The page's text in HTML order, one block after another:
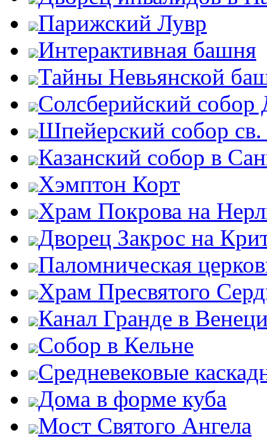
Парижский Лувр
Интерактивная башня
Тайны Невьянской
Солсберийский
Шпейерский собор
Казанский собор в
Хэмптон Корт
Храм Покрова на
Дворец Закрос на
Паломническая
Храм Пресвятого
Канал Гранде в
Собор в Кельне
Средневековые
Дома в форме куба
Мост Святого Ангела